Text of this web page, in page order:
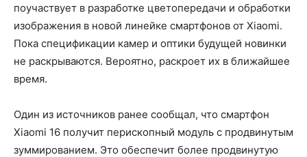
поучаствует в разработке цветопередачи и обработки
изображения в новой линейке смартфонов от Xiaomi.
Пока спецификации камер и оптики будущей новинки
не раскрываются. Вероятно, раскроет их в ближайшее
время.
Один из источников ранее сообщал, что смартфон
Xiaomi 16 получит перископный модуль с продвинутым
зуммированием. Это обеспечит более продвинутую